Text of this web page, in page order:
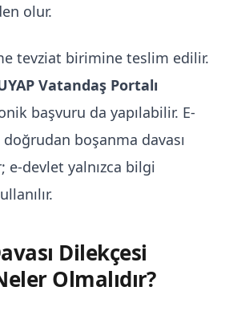
olur.
tevziat birimine teslim edilir.
Vatandaş Portalı
başvuru da yapılabilir. E-
boşanma davası
e-devlet yalnızca bilgi
Dilekçesi
Olmalıdır?